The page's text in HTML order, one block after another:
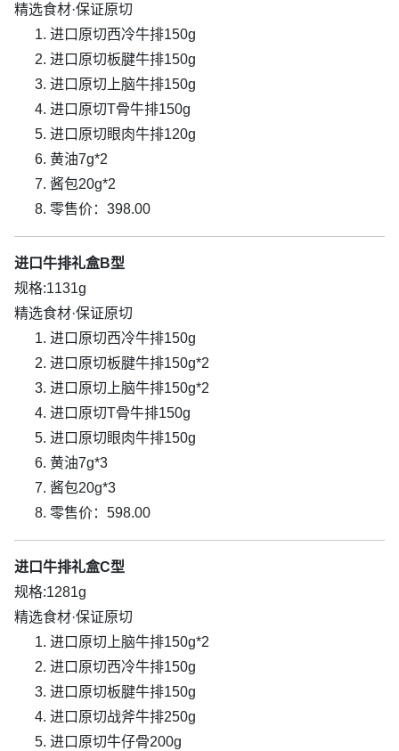
精选食材·保证原切
进口原切西冷牛排150g
进口原切板腱牛排150g
进口原切上脑牛排150g
进口原切T骨牛排150g
进口原切眼肉牛排120g
黄油7g*2
酱包20g*2
零售价：398.00
进口牛排礼盒B型
规格:1131g
精选食材·保证原切
进口原切西冷牛排150g
进口原切板腱牛排150g*2
进口原切上脑牛排150g*2
进口原切T骨牛排150g
进口原切眼肉牛排150g
黄油7g*3
酱包20g*3
零售价：598.00
进口牛排礼盒C型
规格:1281g
精选食材·保证原切
进口原切上脑牛排150g*2
进口原切西冷牛排150g
进口原切板腱牛排150g
进口原切战斧牛排250g
进口原切牛仔骨200g